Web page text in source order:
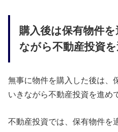
購入後は保有物件
ながら不動産投資
無事に物件を購入した後は、
いきながら不動産投資を進め
不動産投資では、保有物件を